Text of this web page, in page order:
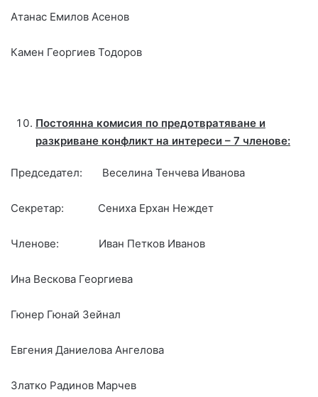
Атанас Емилов Асенов
Камен Георгиев Тодоров
Постоянна комисия по предотвратяване и
разкриване конфликт на интереси – 7 членове:
Председател: Веселина Тенчева Иванова
Секретар: Сениха Ерхан Неждет
Членове: Иван Петков Иванов
Ина Вескова Георгиева
Гюнер Гюнай Зейнал
Евгения Даниелова Ангелова
Златко Радинов Марчев